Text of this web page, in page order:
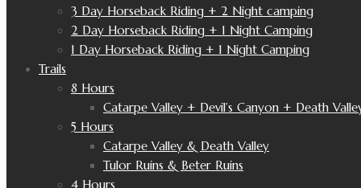
3 Day Horseback Riding + 2 Night camping
2 Day Horseback Riding + 1 Night Camping
1 Day Horseback Riding + 1 Night Camping
Trails
8 Hours
Catarpe Valley + Devil’s Canyon + Death
5 Hours
Catarpe Valley & Death Valley
Tulor Ruins & Beter Ruins
4 Hours